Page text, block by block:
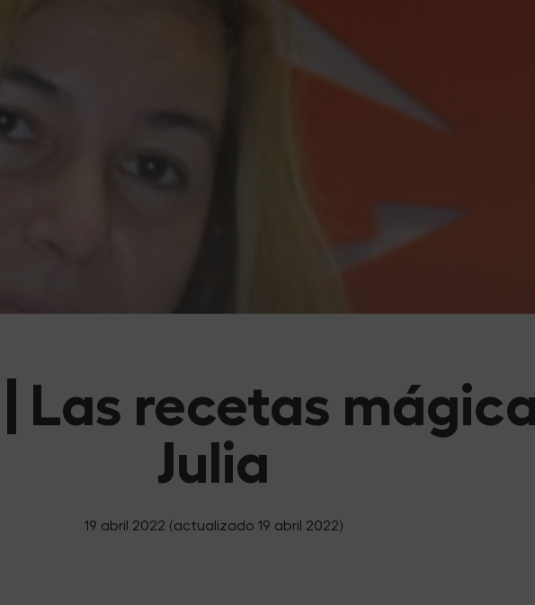
| Las recetas
Julia
19 abril 2022 (actualizado 19 abril 2022)